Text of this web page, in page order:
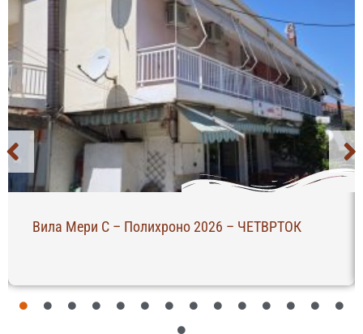
Вила Мери С – Полихроно 2026 – ЧЕТВРТОК